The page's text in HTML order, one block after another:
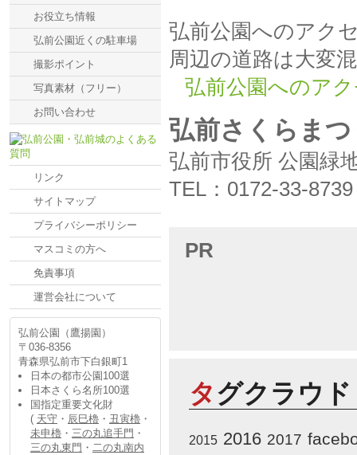
弘前公園へのアク
周辺の道路は大変
弘前公園へのア
弘前さくらま
弘前市役所 公園緑
TEL：0172-33-8739
PR
タグクラウド
2015 2016 2017
お役立ち情報
弘前公園近くの駐車場
撮影ポイント
写真素材（フリー）
お問い合わせ
リンク
サイトマップ
プライバシーポリシー
マスコミの方へ
免責事項
運営会社について
弘前公園（鷹揚園）
〒036-8356
青森県弘前市下白銀町1
日本の都市公園100選
日本さくら名所100選
国指定重要文化財
( 天守 ・ 辰巳櫓 ・ 丑寅櫓 ・
未申櫓 ・ 三の丸追手門 ・
三の丸東門 ・ 二の丸南内